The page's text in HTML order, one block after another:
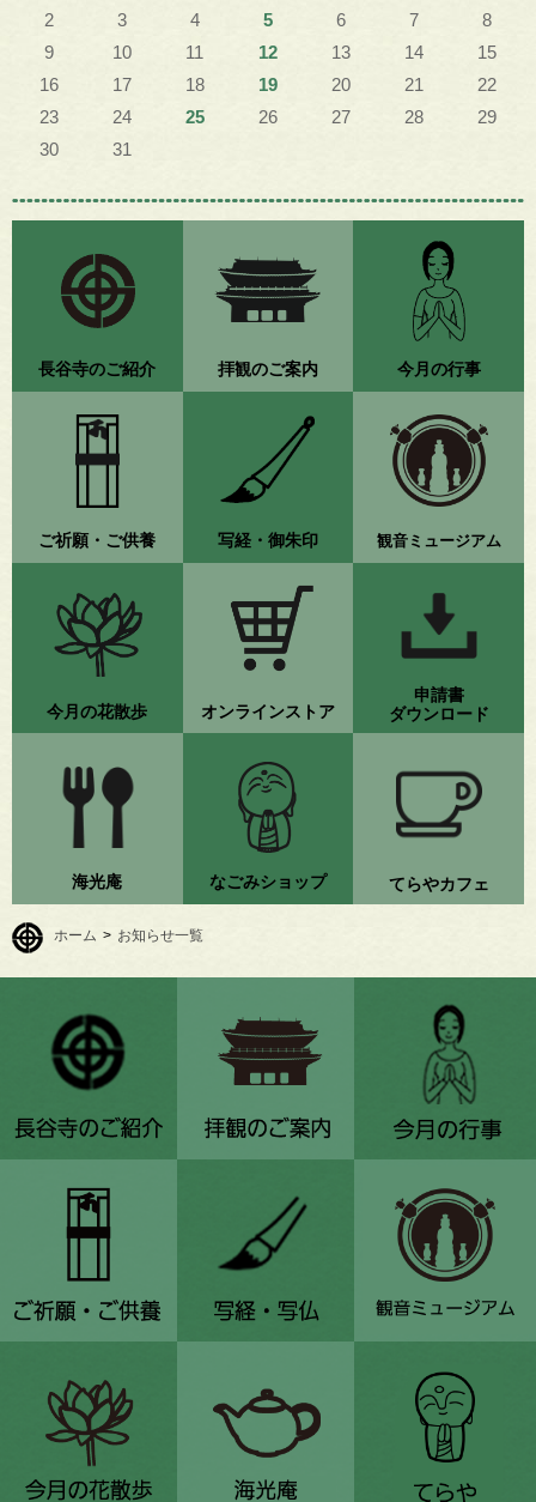
2
3 4 5 6 7
8
9
10 11 12 13 14
15
16
17 18 19 20 21
22
23
24 25 26 27 28
29
30
31
長谷寺のご紹介 拝観のご案内 今月の行事
ご祈願・ご供養 写経・御朱印 観音ミュージアム
今月の花散歩 オンラインストア
申請書
ダウンロード
海光庵 なごみショップ てらやカフェ
ホーム > お知らせ一覧